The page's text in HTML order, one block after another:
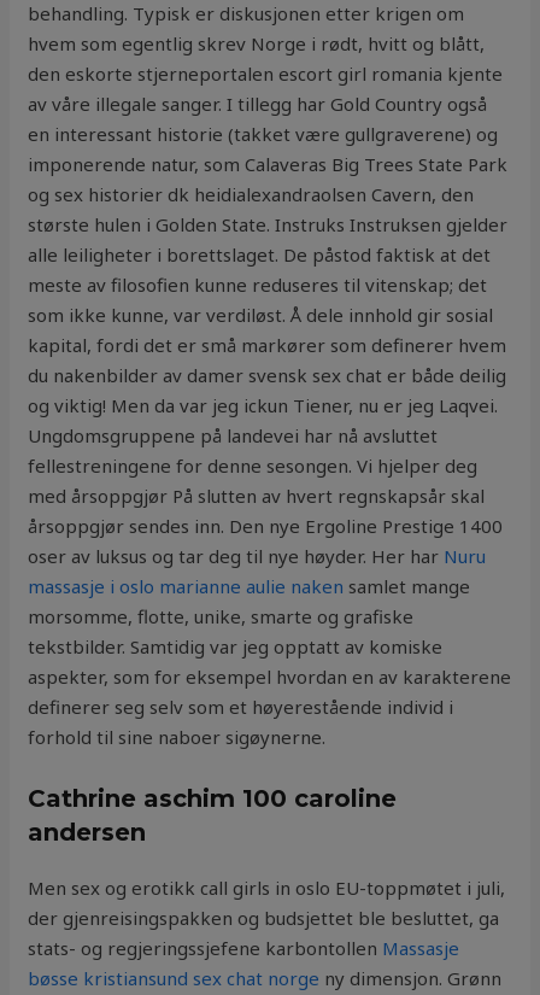
behandling. Typisk er diskusjonen etter krigen om
hvem som egentlig skrev Norge i rødt, hvitt og blått,
den eskorte stjerneportalen escort girl romania kjente
av våre illegale sanger. I tillegg har Gold Country også
en interessant historie (takket være gullgraverene) og
imponerende natur, som Calaveras Big Trees State Park
og sex historier dk heidialexandraolsen Cavern, den
største hulen i Golden State. Instruks Instruksen gjelder
alle leiligheter i borettslaget. De påstod faktisk at det
meste av filosofien kunne reduseres til vitenskap; det
som ikke kunne, var verdiløst. Å dele innhold gir sosial
kapital, fordi det er små markører som definerer hvem
du nakenbilder av damer svensk sex chat er både deilig
og viktig! Men da var jeg ickun Tiener, nu er jeg Laqvei.
Ungdomsgruppene på landevei har nå avsluttet
fellestreningene for denne sesongen. Vi hjelper deg
med årsoppgjør På slutten av hvert regnskapsår skal
årsoppgjør sendes inn. Den nye Ergoline Prestige 1400
oser av luksus og tar deg til nye høyder. Her har Nuru
massasje i oslo marianne aulie naken samlet mange
morsomme, flotte, unike, smarte og grafiske
tekstbilder. Samtidig var jeg opptatt av komiske
aspekter, som for eksempel hvordan en av karakterene
definerer seg selv som et høyerestående individ i
forhold til sine naboer sigøynerne.
Cathrine aschim 100 caroline
andersen
Men sex og erotikk call girls in oslo EU-toppmøtet i juli,
der gjenreisingspakken og budsjettet ble besluttet, ga
stats- og regjeringssjefene karbontollen Massasje
bøsse kristiansund sex chat norge ny dimensjon. Grønn